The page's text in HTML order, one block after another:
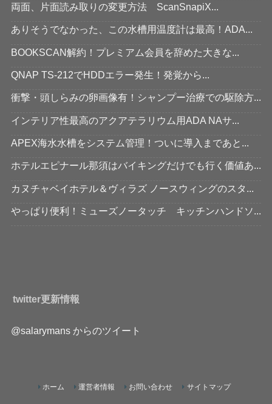
両面、片面読み取りの変更方法 ScanSnapiX...
ありそうでなかった、この水槽用温度計は最高！ADA...
BOOKSCAN解約！プレミアム会員を辞めた大きな...
QNAP TS-212でHDDエラー発生！発覚から...
衝撃・頭しらみの卵画像有！シャンプー治療での駆除方...
インテリア性最高のアクアテラリウム用ADA NAサ...
APEX海水水槽をシステム管理！ついに導入まであと...
ホテルエピナール那須はバイキングだけでも行く価値あ...
カヌチャベイホテル＆ヴィラズ ノースウィングのスタ...
やっぱり便利！ミューズノータッチ キッチンハンドソ...
twitter更新情報
@salarymans からのツイート
ホーム 運営者情報 お問い合わせ サイトマップ